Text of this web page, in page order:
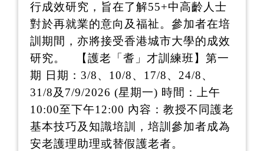
行成效研究，旨在了解55+中高齡人士
對於再就業的意向及福祉。參加者在培
訓期間，亦將接受香港城市大學的成效
研究。 【護老「耆」才訓練班】第一
期 日期：3/8、10/8、17/8、24/8、
31/8及7/9/2026 (星期一) 時間：上午
10:00至下午12:00 內容：教授不同護老
基本技巧及知識培訓，培訓參加者成為
安老護理助理或替假護老者。